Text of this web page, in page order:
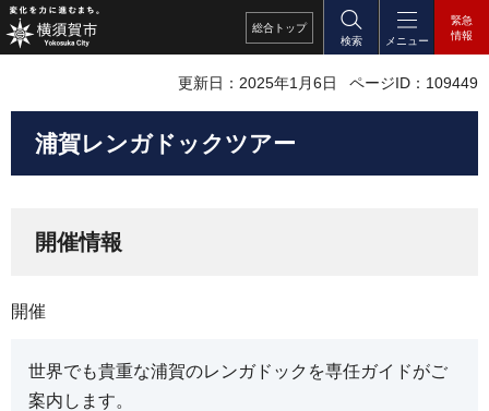
総合 トップ
検索
メニュー
緊急
情報
更新日：2025年1月6日 ページID：109449
浦賀レンガドックツアー
開催情報
開催
世界でも貴重な浦賀のレンガドックを専任ガイドがご
案内します。